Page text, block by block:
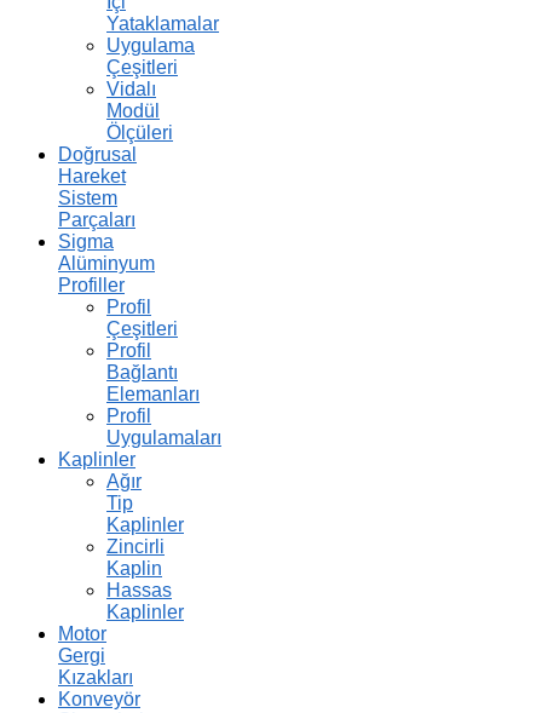
Yataklamalar
Uygulama
Çeşitleri
Vidalı
Modül
Ölçüleri
Doğrusal
Hareket
Sistem
Parçaları
Sigma
Alüminyum
Profiller
Profil
Çeşitleri
Profil
Bağlantı
Elemanları
Profil
Uygulamaları
Kaplinler
Ağır
Tip
Kaplinler
Zincirli
Kaplin
Hassas
Kaplinler
Motor
Gergi
Kızakları
Konveyör